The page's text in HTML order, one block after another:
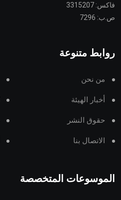
فاكس: 3315207
ص.ب: 7296
روابط متنوعة
من نحن
أخبار الهيئة
حقوق النشر
الاتصال بنا
الموسوعات المتخصصة